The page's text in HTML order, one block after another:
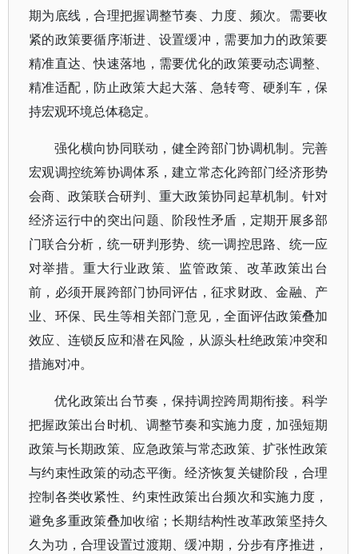
期为底线，合理把握调整节奏、力度、频次。需要收
紧的政策要循序渐进、设置缓冲，需要加力的政策要
精准直达、快速落地，需要优化的政策要动态调整、
精准适配，防止政策大起大落、急转弯、硬刹车，保
持宏观环境总体稳定。
强化横向协同联动，健全跨部门协调机制。完善
宏观调控统筹协调体系，建立常态化跨部门经济形势
会商、政策联合研判、重大政策协同起草机制。针对
经济运行中的突出问题、阶段性矛盾，定期开展多部
门联合分析，统一研判形势、统一调控思路、统一应
对举措。重大行业政策、监管政策、改革政策出台
前，必须开展跨部门协同评估，征求财政、金融、产
业、环保、民生等相关部门意见，全面评估政策叠加
效应、连锁反应和潜在风险，从源头杜绝政策冲突和
措施对冲。
优化政策出台节奏，保持调控跨周期衔接。科学
把握政策出台时机、调整节奏和实施力度，加强短期
政策与长期政策、应急政策与常态政策、扩张性政策
与约束性政策的动态平衡。经济恢复关键阶段，合理
控制各类收紧性、约束性政策出台频次和实施力度，
避免多重政策叠加收缩；长期结构性改革政策坚持久
久为功，合理设置过渡期、缓冲期，分步有序推进，